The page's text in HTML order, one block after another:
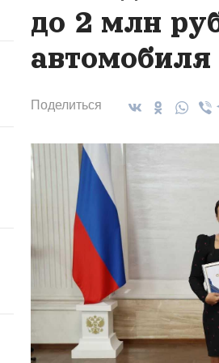
до 2 млн
автомобиля
Поделиться